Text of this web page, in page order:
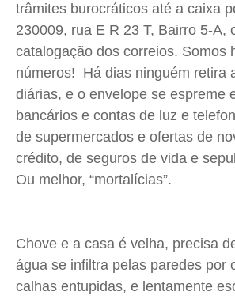
trâmites burocráticos até a caixa
230009, rua E R 23 T, Bairro 5-A,
catalogação dos correios. Somos
números! Há dias ninguém retira
diárias, e o envelope se espreme
bancários e contas de luz e
de supermercados e ofertas de
crédito, de seguros de vida e
Ou melhor, “mortalícias”.
Chove e a casa é velha, precisa
água se infiltra pelas paredes por
calhas entupidas, e lentamente